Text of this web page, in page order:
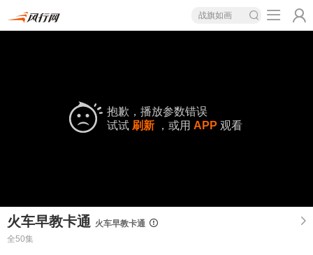
战旗如画
抱歉，播放参数错误
试试 刷新 ，或用 APP 观看
火车早教卡通
火车早教卡通
全50集